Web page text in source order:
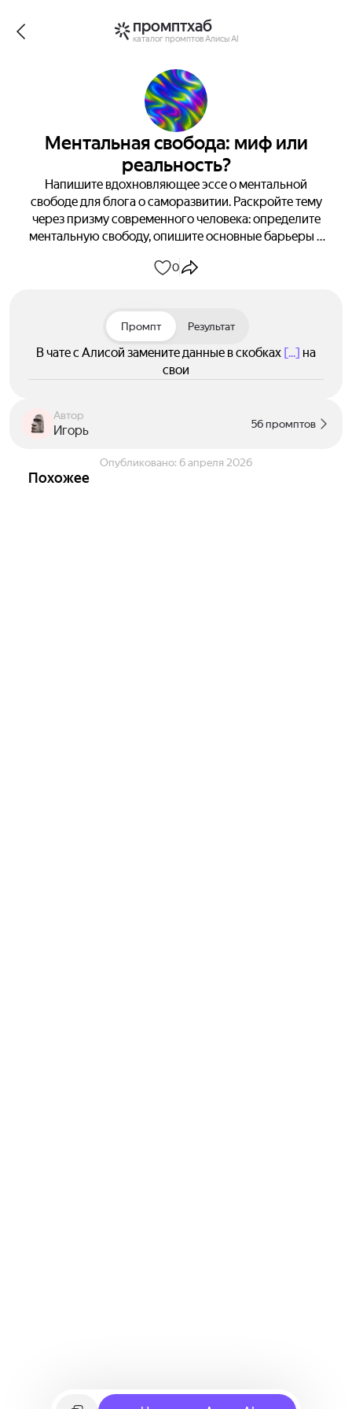
промптхаб
каталог промптов Алисы AI
Ментальная свобода: миф или
реальность?
Напишите вдохновляющее эссе о ментальной
свободе для блога о саморазвитии. Раскройте тему
через призму современного человека: определите
ментальную свободу, опишите основные барьеры и
Включите философские отсылки и завершите
0
Промпт Результат
В чате с Алисой замените данные в скобках [...] на
свои
Автор
Игорь 56 промптов
Опубликовано: 6 апреля 2026
Похожее